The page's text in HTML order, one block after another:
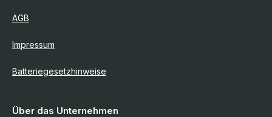
AGB
Impressum
Batteriegesetzhinweise
Über das Unternehmen